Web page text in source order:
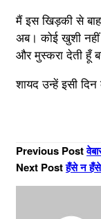
मैं इस खिड़की से
अब। कोई खुशी
और मुस्करा देती हूँ
शायद उन्हें इसी
Previous Post
Next Postहँसे न